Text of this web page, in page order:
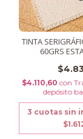
TINTA
60GRS
$4.110,60 con
depósito
3 cuotas sin